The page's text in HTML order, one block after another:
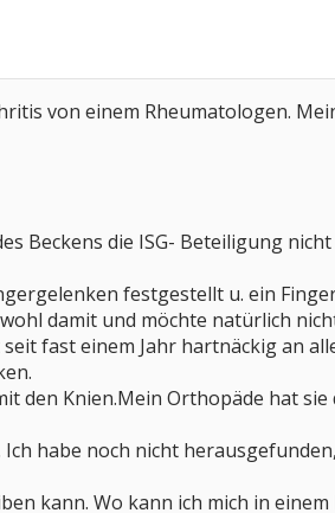
von einem Rheumatologen.
Beckens die ISG- Beteiligung
festgestellt u. ein
damit und möchte natürlich
fast einem Jahr hartnäckig an
den Knien.Mein Orthopäde hat
habe noch nicht
kann. Wo kann ich mich in